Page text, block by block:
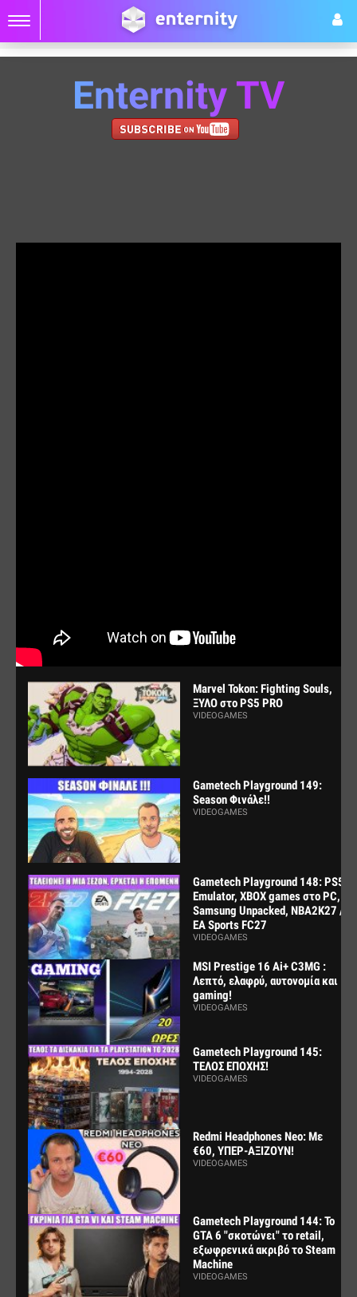
Enternity TV
Marvel Tokon: Fighting Souls,
ΞΥΛΟ στο PS5 PRO
VIDEOGAMES
Gametech Playground 149:
Season Φινάλε!!
VIDEOGAMES
Gametech Playground 148: PS5
Emulator, XBOX games στο PC,
Samsung Unpacked, NBA2K27 /
EA Sports FC27
VIDEOGAMES
MSI Prestige 16 Ai+ C3MG :
Λεπτό, ελαφρύ, αυτονομία και
gaming!
VIDEOGAMES
Gametech Playground 145:
ΤΕΛΟΣ ΕΠΟΧΗΣ!
VIDEOGAMES
Redmi Headphones Neo: Με
€60, ΥΠΕΡ-ΑΞΙΖΟΥΝ!
VIDEOGAMES
Gametech Playground 144: Το
GTA 6 "σκοτώνει" το retail,
εξωφρενικά ακριβό το Steam
Machine
VIDEOGAMES